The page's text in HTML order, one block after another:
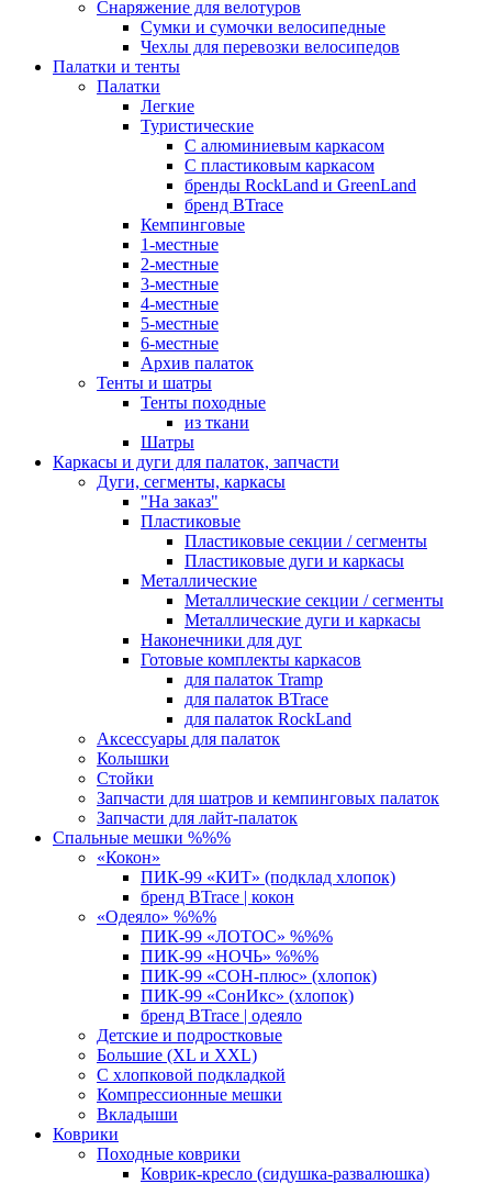
Снаряжение для велотуров
Сумки и сумочки велосипедные
Чехлы для перевозки велосипедов
Палатки и тенты
Палатки
Легкие
Туристические
С алюминиевым каркасом
С пластиковым каркасом
бренды RockLand и GreenLand
бренд BTrace
Кемпинговые
1-местные
2-местные
3-местные
4-местные
5-местные
6-местные
Архив палаток
Тенты и шатры
Тенты походные
из ткани
Шатры
Каркасы и дуги для палаток, запчасти
Дуги, сегменты, каркасы
"На заказ"
Пластиковые
Пластиковые секции / сегменты
Пластиковые дуги и каркасы
Металлические
Металлические секции / сегменты
Металлические дуги и каркасы
Наконечники для дуг
Готовые комплекты каркасов
для палаток Tramp
для палаток BTrace
для палаток RockLand
Аксессуары для палаток
Колышки
Стойки
Запчасти для шатров и кемпинговых палаток
Запчасти для лайт-палаток
Спальные мешки %%%
«Кокон»
ПИК-99 «КИТ» (подклад хлопок)
бренд BTrace | кокон
«Одеяло» %%%
ПИК-99 «ЛОТОС» %%%
ПИК-99 «НОЧЬ» %%%
ПИК-99 «СОН-плюс» (хлопок)
ПИК-99 «СонИкс» (хлопок)
бренд BTrace | одеяло
Детские и подростковые
Большие (XL и XXL)
С хлопковой подкладкой
Компрессионные мешки
Вкладыши
Коврики
Походные коврики
Коврик-кресло (сидушка-развалюшка)